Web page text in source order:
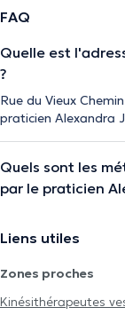
FAQ
Quelle est
?
Rue du Vieux
praticien Alexandra
Quels sont les
par le praticien
Liens utiles
Zones proches
Kinésithérapeutes